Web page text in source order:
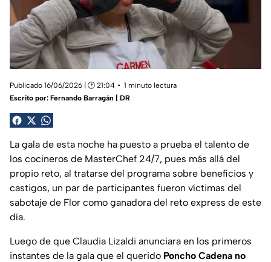
Publicado 16/06/2026 | 🕑 21:04
1 minuto lectura
Escrito por: Fernando Barragán | DR
La gala de esta noche ha puesto a prueba el talento de
los cocineros de MasterChef 24/7, pues más allá del
propio reto, al tratarse del programa sobre beneficios y
castigos, un par de participantes fueron víctimas del
sabotaje de Flor como ganadora del reto express de este
día.
Luego de que Claudia Lizaldi anunciara en los primeros
instantes de la gala que el querido Poncho Cadena no